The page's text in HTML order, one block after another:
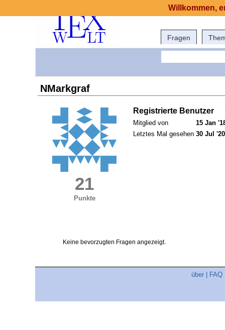
Fragen
NMarkgraf
21
Punkte
Registrierte Benutzer
Mitglied von
15 Jan
Letztes Mal gesehen 30 Jul
Keine bevorzugten Fragen angezeigt.
über FAQ
Willkommen,